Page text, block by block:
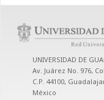
UNIVERSIDAD DE
Av. Juárez No. 976,
C.P. 44100,
México